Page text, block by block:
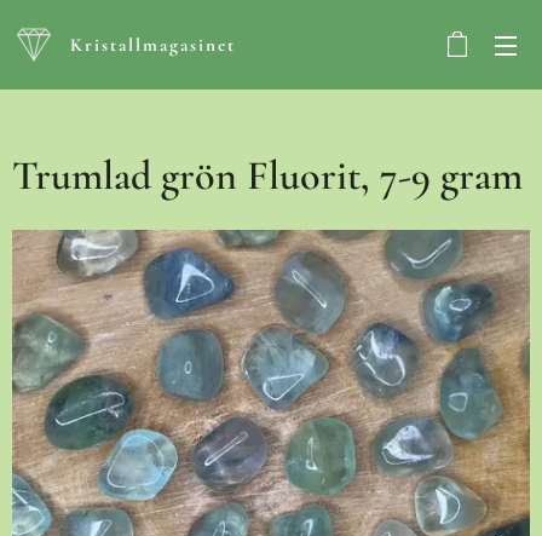
Kristallmagasinet
Trumlad grön Fluorit, 7-9 gram